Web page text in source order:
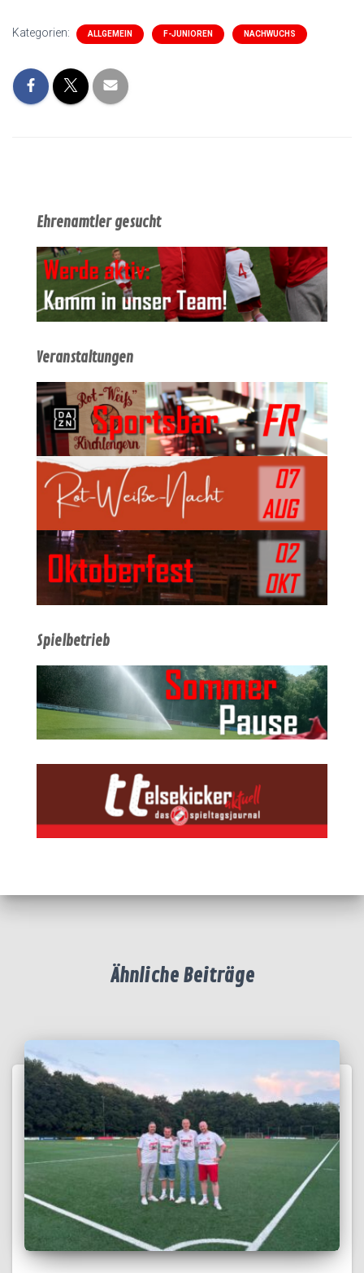
Kategorien: ALLGEMEIN F-JUNIOREN NACHWUCHS
Ehrenamtler gesucht
Veranstaltungen
Spielbetrieb
Ähnliche Beiträge